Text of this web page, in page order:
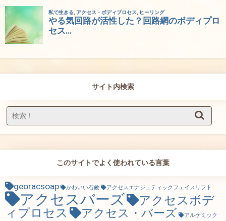
サイト内検索
このサイトでよく使われている言葉
georacsoap かわいい石鹸 アクセスエナジェティックフェイスリフト
アクセスバーズ
アクセスボデ
ィプロセス
アクセス・バーズ
アルケミック